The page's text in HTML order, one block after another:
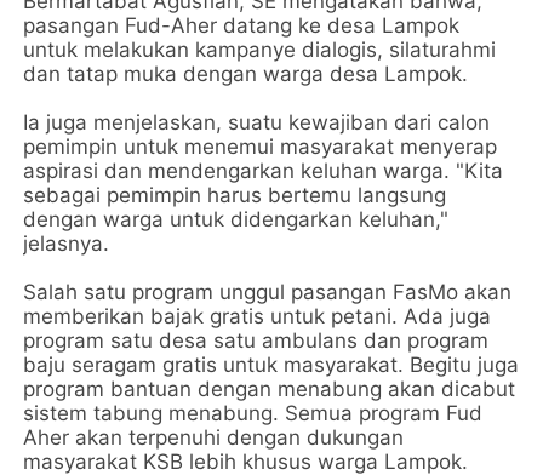
pasangan Fud-Aher datang ke desa Lampok
untuk melakukan kampanye dialogis, silaturahmi
dan tatap muka dengan warga desa Lampok.
Ia juga menjelaskan, suatu kewajiban dari calon
pemimpin untuk menemui masyarakat menyerap
aspirasi dan mendengarkan keluhan warga. "Kita
sebagai pemimpin harus bertemu langsung
dengan warga untuk didengarkan keluhan,"
jelasnya.
Salah satu program unggul pasangan FasMo akan
memberikan bajak gratis untuk petani. Ada juga
program satu desa satu ambulans dan program
baju seragam gratis untuk masyarakat. Begitu juga
program bantuan dengan menabung akan dicabut
sistem tabung menabung. Semua program Fud
Aher akan terpenuhi dengan dukungan
masyarakat KSB lebih khusus warga Lampok.